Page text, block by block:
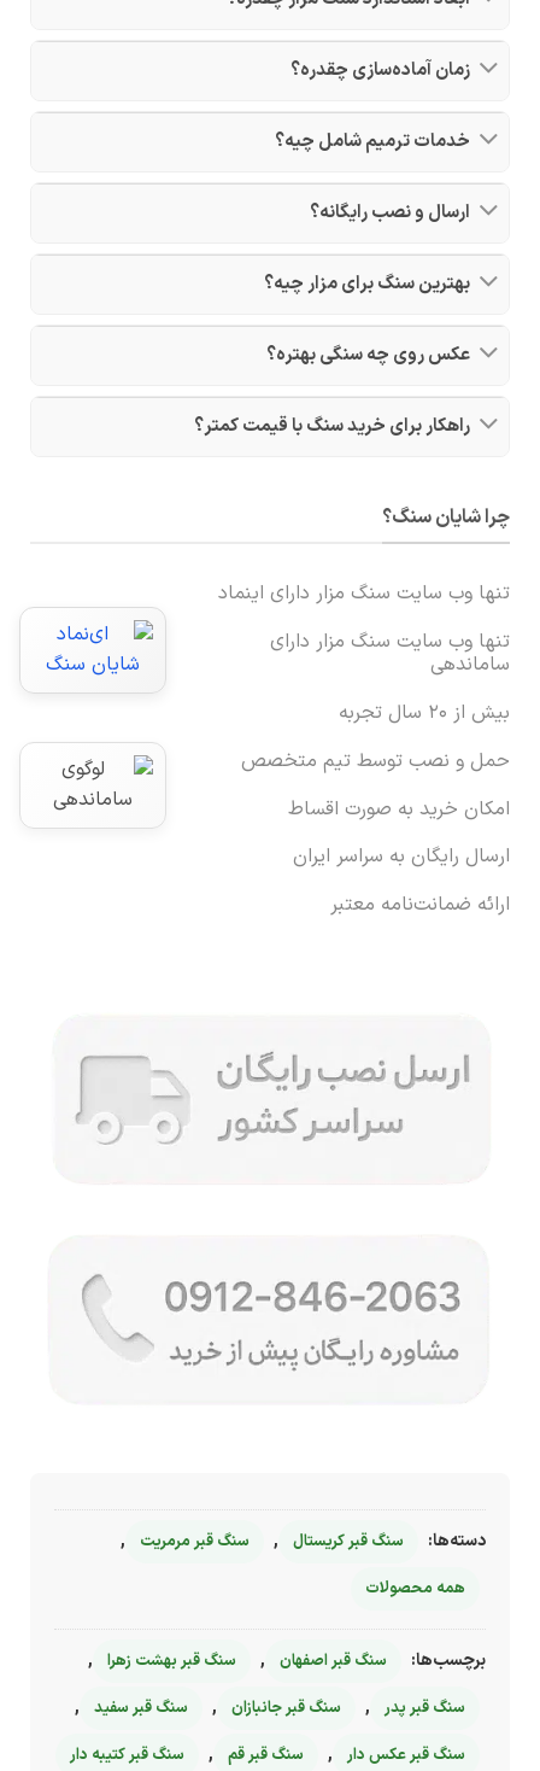
زمان آماده‌سازی چقدره؟
خدمات ترمیم شامل چیه؟
ارسال و نصب رایگانه؟
بهترین سنگ برای مزار چیه؟
عکس روی چه سنگی بهتره؟
راهکار برای خرید سنگ با قیمت کمتر؟
چرا شایان سنگ؟
تنها وب سایت سنگ مزار دارای اینماد
تنها وب سایت سنگ مزار دارای
ساماندهی
بیش از ۲۰ سال تجربه
حمل و نصب توسط تیم متخصص
امکان خرید به صورت اقساط
ارسال رایگان به سراسر ایران
ارائه ضمانت‌نامه معتبر
دسته‌ها: سنگ قبر کریستال , سنگ قبر مرمریت ,
همه محصولات
برچسب‌ها: سنگ قبر اصفهان , سنگ قبر بهشت زهرا ,
سنگ قبر پدر , سنگ قبر جانبازان , سنگ قبر سفید ,
سنگ قبر عکس دار , سنگ قبر قم , سنگ قبر کتیبه دار